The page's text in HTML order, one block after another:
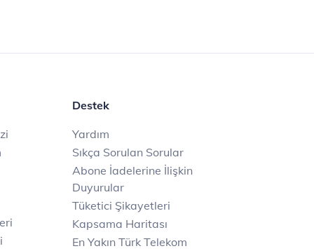
Destek
Yardım
Sıkça Sorulan Sorular
Abone İadelerine İlişkin
Duyurular
Tüketici Şikayetleri
Kapsama Haritası
En Yakın Türk Telekom